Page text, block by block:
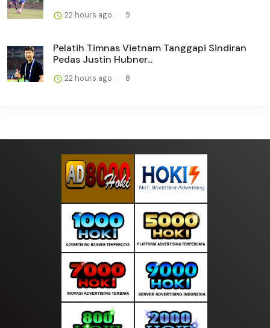
22 hours ago 9
Pelatih Timnas Vietnam Tanggapi Sindiran
Pedas Justin Hubner...
22 hours ago 8